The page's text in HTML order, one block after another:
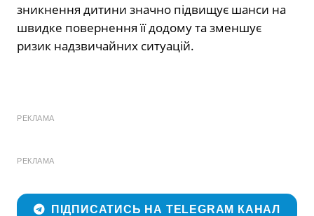
зникнення дитини значно підвищує шанси на
швидке повернення її додому та зменшує
ризик надзвичайних ситуацій.
РЕКЛАМА
РЕКЛАМА
ПІДПИСАТИСЬ НА TELEGRAM КАНАЛ